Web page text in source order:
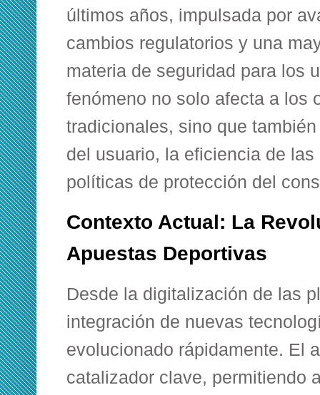
últimos años, impulsada por
cambios regulatorios y una
materia de seguridad para los
fenómeno no solo afecta a los
tradicionales, sino que
del usuario, la eficiencia de
políticas de protección del
Contexto Actual: La
Apuestas Deportivas
Desde la digitalización de las
integración de nuevas
evolucionado rápidamente. El
catalizador clave, permitiendo